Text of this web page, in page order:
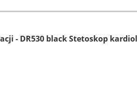
- DR530 black Stetoskop